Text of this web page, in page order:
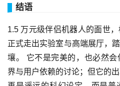
结语
1.5 万元级伴侣机器人的面世
正式走出实验室与高端展厅，
壤。 它不是完美的，也必然
界与用户依赖的讨论；但它的